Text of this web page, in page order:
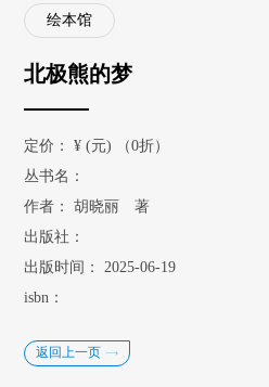
绘本馆
北极熊的梦
定价： ¥(元) （0折）
丛书名：
作者：
胡晓丽 著
出版社：
出版时间：
2025-06-19
isbn：
返回上一页